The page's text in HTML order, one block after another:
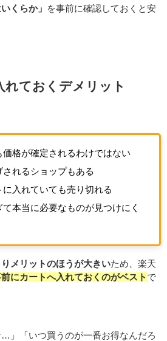
くらか」
を事前に確認しておくと安
れておくデメリット
価格が確定されるわけではない
されるショップもある
に入れていても売り切れる
本当に必要なものが見つけにく
メリットのほうが大きいため、楽天
にカートへ入れておくのがベスト で
…」「いつ買うのが一番お得なんだろ